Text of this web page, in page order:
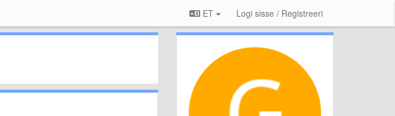
ET Logi sisse / Registreeri